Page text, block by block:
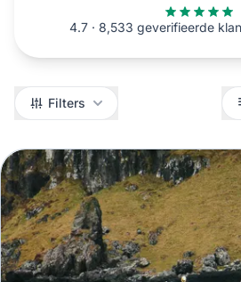
4.7 · 8,533 geverifieerde
Filters Filters